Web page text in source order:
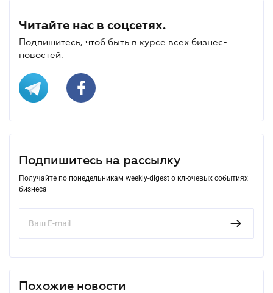
Читайте нас в соцсетях.
Подпишитесь, чтоб быть в курсе всех бизнес-
новостей.
Подпишитесь на рассылку
Получайте по понедельникам weekly-digest о ключевых событиях
бизнеса
Похожие новости